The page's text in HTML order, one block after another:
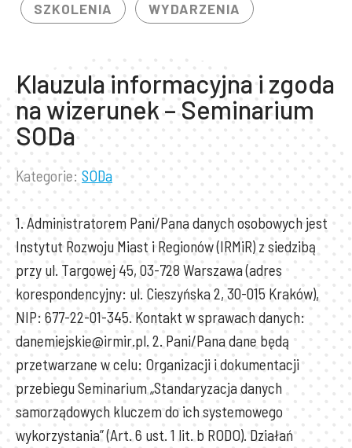
SZKOLENIA WYDARZENIA
Klauzula informacyjna i zgoda
na wizerunek – Seminarium
SODa
Lista
wpisu:
Kategorie: SODa
1. Administratorem Pani/Pana danych osobowych jest
Instytut Rozwoju Miast i Regionów (IRMiR) z siedzibą
przy ul. Targowej 45, 03-728 Warszawa (adres
korespondencyjny: ul. Cieszyńska 2, 30-015 Kraków),
NIP: 677-22-01-345. Kontakt w sprawach danych:
danemiejskie@irmir.pl. 2. Pani/Pana dane będą
przetwarzane w celu: Organizacji i dokumentacji
przebiegu Seminarium „Standaryzacja danych
samorządowych kluczem do ich systemowego
wykorzystania” (Art. 6 ust. 1 lit. b RODO). Działań